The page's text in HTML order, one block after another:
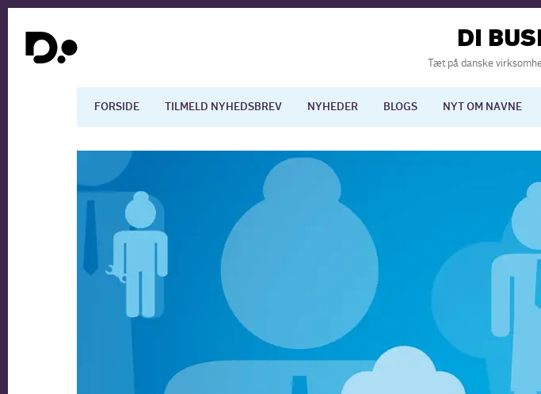
DI
Tæt på danske
FORSIDE TILMELD NYHEDSBREV NYHEDER BLOGS NYT OM NAVNE
Dansk økonomi Digitalisering
Arbejdsmarkedet Uddannelse